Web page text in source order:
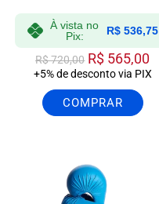
À vista no
Pix:
R$536,75
R$720,00 R$ 565,00
+5% de desconto via PIX
COMPRAR